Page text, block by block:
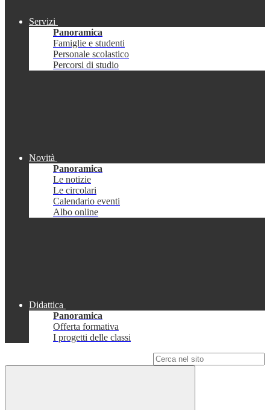
Servizi
Panoramica
Famiglie e studenti
Personale scolastico
Percorsi di studio
Novità
Panoramica
Le notizie
Le circolari
Calendario eventi
Albo online
Didattica
Panoramica
Offerta formativa
I progetti delle classi